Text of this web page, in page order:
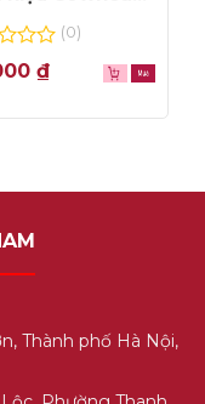
1L
(0)
₫
Thành phố Hà Nội,